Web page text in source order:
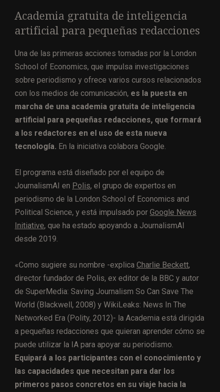
Academia gratuita de inteligencia
artificial para pequeñas redacciones
Una de las primeras acciones tomadas por la London
School of Economics, que impulsa investigaciones
sobre periodismo y ofrece varios cursos relacionados
con los medios de comunicación, es la puesta en
marcha de una academia gratuita de inteligencia
artificial para pequeñas redacciones, que formará
a los redactores en el uso de esta nueva
tecnología. En la iniciativa colabora Google.
El programa está diseñado por el equipo de
JournalismAI en Polis, el grupo de expertos en
periodismo de la London School of Economics and
Political Science, y está impulsado por Google News
Initiative, que ha estado apoyando a JournalismAI
desde 2019.
«Como sugiere su nombre -explica Charlie Beckett,
director fundador de Polis, ex editor de la BBC y autor
de SuperMedia: Saving Journalism So Can Save The
World (Blackwell, 2008) y WikiLeaks: News In The
Networked Era (Polity, 2012)- la Academia está dirigida
a pequeñas redacciones que quieran aprender cómo se
puede utilizar la IA para apoyar su periodismo.
Equipará a los participantes con el conocimiento y
las capacidades que necesitan para dar los
primeros pasos concretos en su viaje hacia la